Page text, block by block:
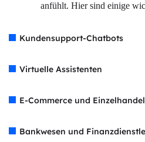
anfühlt. Hier sind einige
Kundensupport-Chatbots
Virtuelle Assistenten
E-Commerce und
Bankwesen und